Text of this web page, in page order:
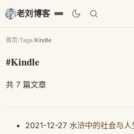
老刘博客
首页/Tags/Kindle
#Kindle
共 7 篇文章
2021-12-27 水浒中的社会与人